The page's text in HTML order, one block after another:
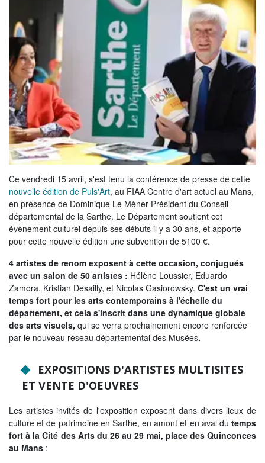
La newsletter du Département de la
Sarthe
LE CONSEIL DÉPARTEMENTAL
Les 21 cantons de la Sarthe
Les conseillers départementaux
Les commissions
Les services
L'Assemblée départementale
Histoire des Départements
Le budget 2026
Priorités et grands projets 2026
2021-2025 : 4 ans d'actions !
Plan de relance: le Département, acteur
de la reprise!
Recrutement et emploi
Les services en ligne
Magazine La Sarthe
Contacter le Département
NOS ACTIONS
Ce vendredi 15 avril, s'est tenu la conférence de presse de cette
nouvelle édition de Puls'Art, au FIAA Centre d'art actuel au Mans,
en présence de Dominique Le Mèner Président du Conseil
départemental de la Sarthe. Le Département soutient cet
évènement culturel depuis ses débuts il y a 30 ans, et apporte
pour cette nouvelle édition une subvention de 5100 €.
4 artistes de renom exposent à cette occasion, conjugués
avec un salon de 50 artistes : Hélène Loussier, Eduardo
Zamora, Kristian Desailly, et Nicolas Gasiorowsky. C'est un vrai
temps fort pour les arts contemporains à l'échelle du
département, et cela s'inscrit dans une dynamique globale
des arts visuels, qui se verra prochainement encore renforcée
par le nouveau réseau départemental des Musées.
EXPOSITIONS D'ARTISTES MULTISITES
ET VENTE D'OEUVRES
Les artistes invités de l'exposition exposent dans divers lieux de
culture et de patrimoine en Sarthe, en amont et en aval du temps
fort à la Cité des Arts du 26 au 29 mai, place des Quinconces
au Mans :